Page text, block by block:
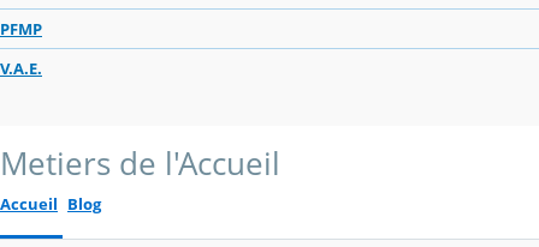
PFMP
V.A.E.
Metiers de l'Accueil
Accueil Blog